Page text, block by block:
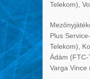
Telekom),
Plus
Telekom),
Ádám (FTC-
Varga Vince